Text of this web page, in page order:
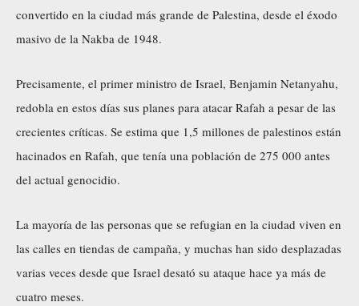
convertido en la ciudad más grande de Palestina, desde el éxodo
masivo de la Nakba de 1948.
Precisamente, el primer ministro de Israel, Benjamin Netanyahu,
redobla en estos días sus planes para atacar Rafah a pesar de las
crecientes críticas. Se estima que 1,5 millones de palestinos están
hacinados en Rafah, que tenía una población de 275 000 antes
del actual genocidio.
La mayoría de las personas que se refugian en la ciudad viven en
las calles en tiendas de campaña, y muchas han sido desplazadas
varias veces desde que Israel desató su ataque hace ya más de
cuatro meses.